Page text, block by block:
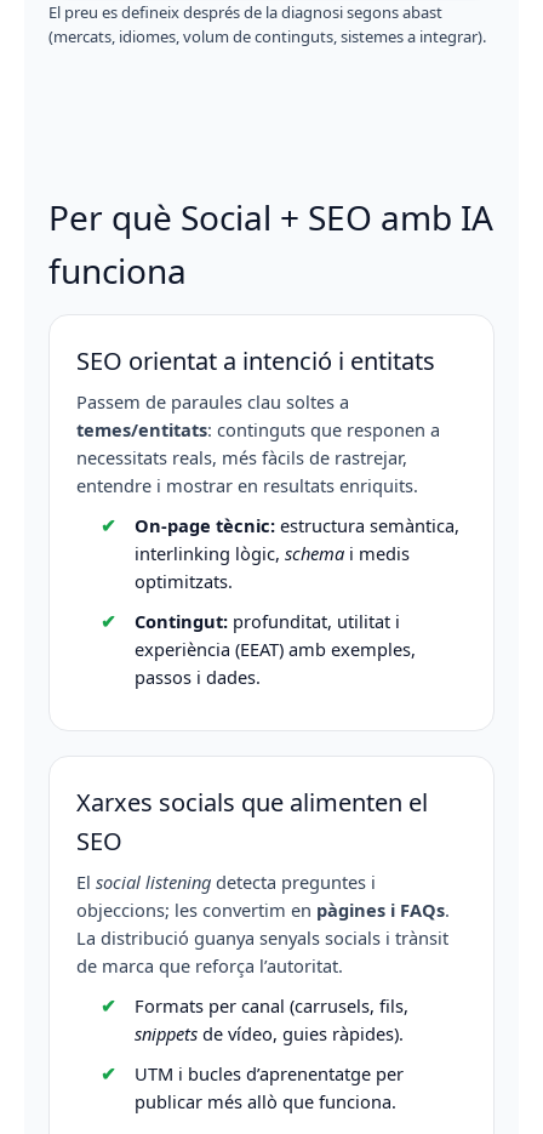
El preu es defineix després de la diagnosi segons abast
(mercats, idiomes, volum de continguts, sistemes a integrar).
Per què Social + SEO amb IA
funciona
SEO orientat a intenció i entitats
Passem de paraules clau soltes a
temes/entitats: continguts que responen a
necessitats reals, més fàcils de rastrejar,
entendre i mostrar en resultats enriquits.
On-page tècnic: estructura semàntica,
interlinking lògic, schema i medis
optimitzats.
Contingut: profunditat, utilitat i
experiència (EEAT) amb exemples,
passos i dades.
Xarxes socials que alimenten el
SEO
El social listening detecta preguntes i
objeccions; les convertim en pàgines i FAQs.
La distribució guanya senyals socials i trànsit
de marca que reforça l’autoritat.
Formats per canal (carrusels, fils,
snippets de vídeo, guies ràpides).
UTM i bucles d’aprenentatge per
publicar més allò que funciona.